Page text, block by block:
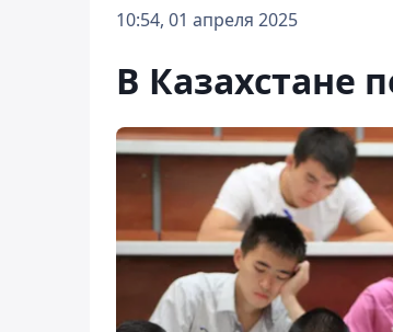
10:54, 01 апреля 2025
В Казахстане